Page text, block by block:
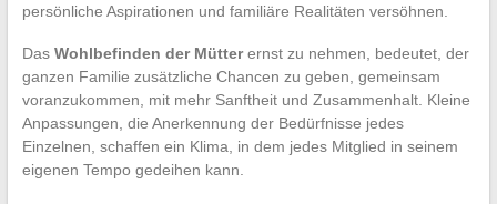
persönliche Aspirationen und familiäre Realitäten versöhnen.
Das Wohlbefinden der Mütterernst zu nehmen, bedeutet, der
ganzen Familie zusätzliche Chancen zu geben, gemeinsam
voranzukommen, mit mehr Sanftheit und Zusammenhalt. Kleine
Anpassungen, die Anerkennung der Bedürfnisse jedes
Einzelnen, schaffen ein Klima, in dem jedes Mitglied in seinem
eigenen Tempo gedeihen kann.